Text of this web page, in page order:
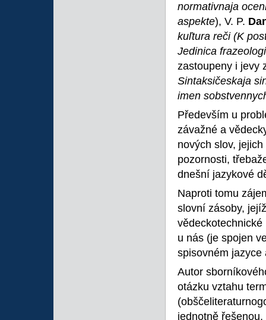
normativnaja
aspekte), V. P.
kuľtura reči (K
Jedinica
zastoupeny i jevy
Sintaksičeskaja
imen
Především u
závažné a
nových slov,
pozornosti,
dnešní jazykové
Naproti tomu
slovní zásoby,
u nás (je spojen
spisovném
Autor
otázku vztahu
jednotně